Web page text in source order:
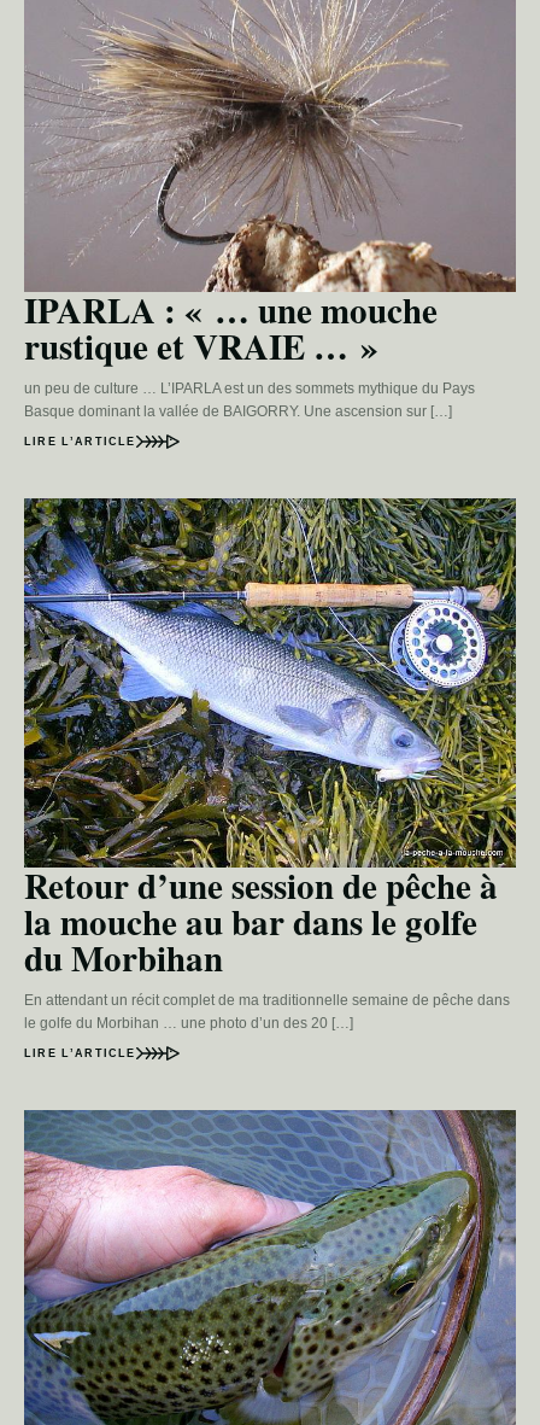
IPARLA : « … une mouche
rustique et VRAIE … »
un peu de culture … L’IPARLA est un des sommets mythique du Pays
Basque dominant la vallée de BAIGORRY. Une ascension sur […]
LIRE L’ARTICLE
Retour d’une session de pêche à
la mouche au bar dans le golfe
du Morbihan
En attendant un récit complet de ma traditionnelle semaine de pêche dans
le golfe du Morbihan … une photo d’un des 20 […]
LIRE L’ARTICLE